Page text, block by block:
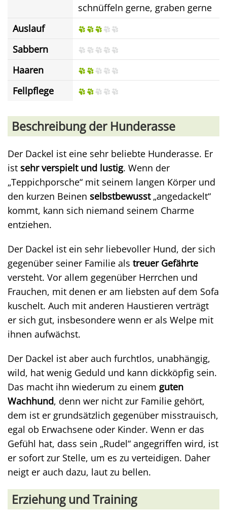
schnüffeln gerne, graben gerne
Auslauf
Sabbern
Haaren
Fellpflege
Beschreibung der Hunderasse
Der Dackel ist eine sehr beliebte Hunderasse. Er
ist sehr verspielt und lustig. Wenn der
„Teppichporsche“ mit seinem langen Körper und
den kurzen Beinen selbstbewusst„angedackelt“
kommt, kann sich niemand seinem Charme
entziehen.
Der Dackel ist ein sehr liebevoller Hund, der sich
gegenüber seiner Familie als treuer Gefährte
versteht. Vor allem gegenüber Herrchen und
Frauchen, mit denen er am liebsten auf dem Sofa
kuschelt. Auch mit anderen Haustieren verträgt
er sich gut, insbesondere wenn er als Welpe mit
ihnen aufwächst.
Der Dackel ist aber auch furchtlos, unabhängig,
wild, hat wenig Geduld und kann dickköpfig sein.
Das macht ihn wiederum zu einem guten
Wachhund, denn wer nicht zur Familie gehört,
dem ist er grundsätzlich gegenüber misstrauisch,
egal ob Erwachsene oder Kinder. Wenn er das
Gefühl hat, dass sein „Rudel“ angegriffen wird, ist
er sofort zur Stelle, um es zu verteidigen. Daher
neigt er auch dazu, laut zu bellen.
Erziehung und Training